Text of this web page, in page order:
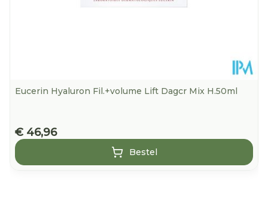
Eucerin Hyaluron Fil.+volume Lift Dagcr Mix H.50ml
€ 46,96
Bestel